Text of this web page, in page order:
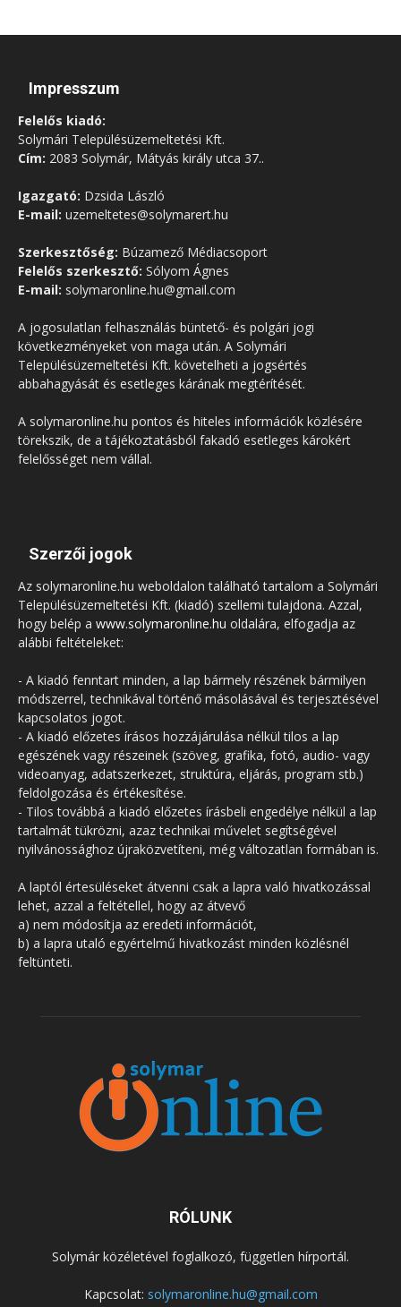
Impresszum
Felelős kiadó:
Solymári Településüzemeltetési Kft.
Cím: 2083 Solymár, Mátyás király utca 37..
Igazgató: Dzsida László
E-mail: uzemeltetes@solymarert.hu
Szerkesztőség: Búzamező Médiacsoport
Felelős szerkesztő: Sólyom Ágnes
E-mail: solymaronline.hu@gmail.com
A jogosulatlan felhasználás büntető- és polgári jogi
következményeket von maga után. A Solymári
Településüzemeltetési Kft. követelheti a jogsértés
abbahagyását és esetleges kárának megtérítését.
A solymaronline.hu pontos és hiteles információk közlésére
törekszik, de a tájékoztatásból fakadó esetleges károkért
felelősséget nem vállal.
Szerzői jogok
Az solymaronline.hu weboldalon található tartalom a Solymári
Településüzemeltetési Kft. (kiadó) szellemi tulajdona. Azzal,
hogy belép a www.solymaronline.hu oldalára, elfogadja az
alábbi feltételeket:
- A kiadó fenntart minden, a lap bármely részének bármilyen
módszerrel, technikával történő másolásával és terjesztésével
kapcsolatos jogot.
- A kiadó előzetes írásos hozzájárulása nélkül tilos a lap
egészének vagy részeinek (szöveg, grafika, fotó, audio- vagy
videoanyag, adatszerkezet, struktúra, eljárás, program stb.)
feldolgozása és értékesítése.
- Tilos továbbá a kiadó előzetes írásbeli engedélye nélkül a lap
tartalmát tükrözni, azaz technikai művelet segítségével
nyilvánossághoz újraközvetíteni, még változatlan formában is.
A laptól értesüléseket átvenni csak a lapra való hivatkozással
lehet, azzal a feltétellel, hogy az átvevő
a) nem módosítja az eredeti információt,
b) a lapra utaló egyértelmű hivatkozást minden közlésnél
feltünteti.
RÓLUNK
Solymár közéletével foglalkozó, független hírportál.
Kapcsolat: solymaronline.hu@gmail.com